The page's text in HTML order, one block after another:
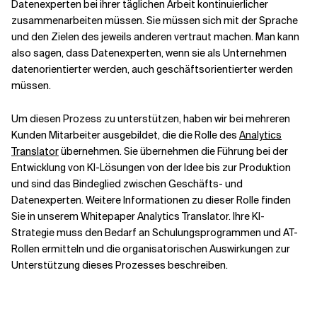
Datenexperten bei ihrer täglichen Arbeit kontinuierlicher
zusammenarbeiten müssen. Sie müssen sich mit der Sprache
und den Zielen des jeweils anderen vertraut machen. Man kann
also sagen, dass Datenexperten, wenn sie als Unternehmen
datenorientierter werden, auch geschäftsorientierter werden
müssen.
Um diesen Prozess zu unterstützen, haben wir bei mehreren
Kunden Mitarbeiter ausgebildet, die die Rolle des Analytics
Translatorübernehmen. Sie übernehmen die Führung bei der
Entwicklung von KI-Lösungen von der Idee bis zur Produktion
und sind das Bindeglied zwischen Geschäfts- und
Datenexperten. Weitere Informationen zu dieser Rolle finden
Sie in unserem Whitepaper Analytics Translator. Ihre KI-
Strategie muss den Bedarf an Schulungsprogrammen und AT-
Rollen ermitteln und die organisatorischen Auswirkungen zur
Unterstützung dieses Prozesses beschreiben.